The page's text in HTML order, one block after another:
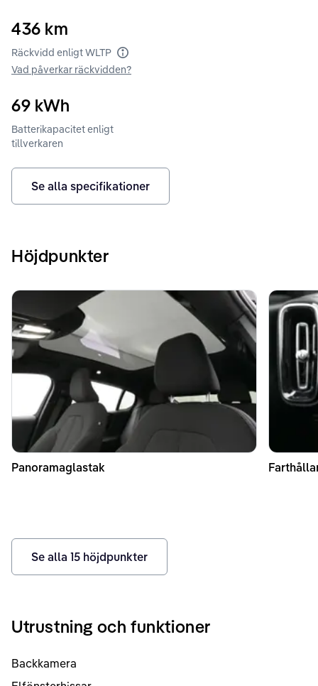
436 km
Räckvidd enligt WLTP Räckvidd enligt WLTP
Vad påverkar räckvidden?
69 kWh
Batterikapacitet enligt
tillverkaren
Se alla specifikationer
Höjdpunkter
Panoramaglastak
Se alla 15 höjdpunkter
Utrustning och funktioner
Backkamera